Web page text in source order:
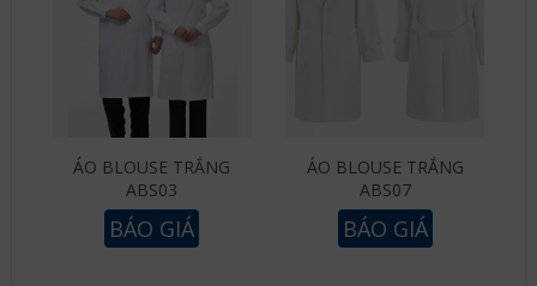
ÁO BLOUSE TRẮNG
ABS03
BÁO GIÁ
ÁO BLOUSE TRẮNG
ABS07
BÁO GIÁ